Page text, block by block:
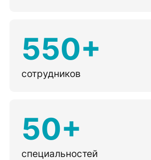
550+
сотрудников
50+
специальностей